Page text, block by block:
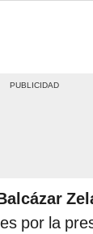
por la